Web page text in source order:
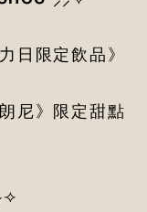
日限定飲品》
尼》限定甜點